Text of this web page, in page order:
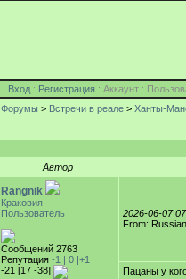
Вход : Регистрация : Аккаунт :
Форумы > Встречи в реале > Ханты-
Автор
Rangnik
Краковия
Пользователь
Сообщений 2763
Репутация -1 | 0 |+1
-21 [17 -38]
2026-06-07
From:
Пацаны у